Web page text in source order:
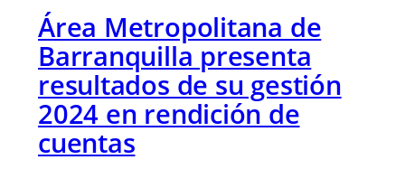
Área Metropolitana de
Barranquilla presenta
resultados de su gestión
2024 en rendición de
cuentas